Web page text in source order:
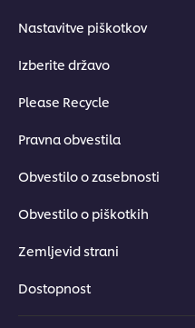
Nastavitve piškotkov
Izberite državo
Please Recycle
Pravna obvestila
Obvestilo o zasebnosti
Obvestilo o piškotkih
Zemljevid strani
Dostopnost